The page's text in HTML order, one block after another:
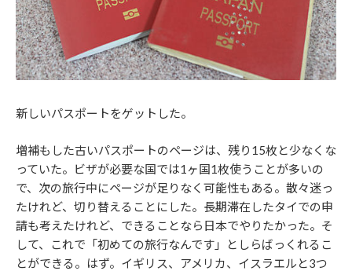
新しいパスポートをゲットした。
増補もした古いパスポートのページは、残り15枚と少なくな
っていた。ビザが必要な国では1ヶ国1枚使うことが多いの
で、次の旅行中にページが足りなく可能性もある。散々迷っ
たけれど、切り替えることにした。長期滞在したタイでの申
請も考えたけれど、できることなら日本でやりたかった。そ
して、これで「初めての旅行なんです」としらばっくれるこ
とができる。はず。イギリス、アメリカ、イスラエルと3つ